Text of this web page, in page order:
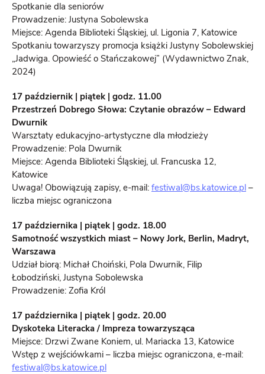
Spotkanie dla seniorów
Prowadzenie: Justyna Sobolewska
Miejsce: Agenda Biblioteki Śląskiej, ul. Ligonia 7, Katowice
Spotkaniu towarzyszy promocja książki Justyny Sobolewskiej
„Jadwiga. Opowieść o Stańczakowej” (Wydawnictwo Znak,
2024)
17 październik | piątek | godz. 11.00
Przestrzeń Dobrego Słowa: Czytanie obrazów – Edward
Dwurnik
Warsztaty edukacyjno-artystyczne dla młodzieży
Prowadzenie: Pola Dwurnik
Miejsce: Agenda Biblioteki Śląskiej, ul. Francuska 12,
Katowice
Uwaga! Obowiązują zapisy, e-mail: festiwal@bs.katowice.pl –
liczba miejsc ograniczona
17 października | piątek | godz. 18.00
Samotność wszystkich miast – Nowy Jork, Berlin, Madryt,
Warszawa
Udział biorą: Michał Choiński, Pola Dwurnik, Filip
Łobodziński, Justyna Sobolewska
Prowadzenie: Zofia Król
17 października | piątek | godz. 20.00
Dyskoteka Literacka / Impreza towarzysząca
Miejsce: Drzwi Zwane Koniem, ul. Mariacka 13, Katowice
Wstęp z wejściówkami – liczba miejsc ograniczona, e-mail:
festiwal@bs.katowice.pl